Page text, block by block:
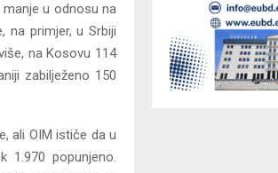
u odnosu na
na primjer, u Srbiji
na Kosovu 114
zabilježeno 150
ali OIM ističe da u
1.970 popunjeno.